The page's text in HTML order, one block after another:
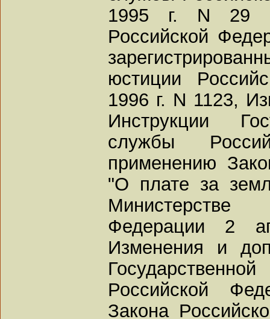
1995 г. N 29
Российской
юстиции
1996 г. N 1123,
Инструкции
службы
применению
"О плате за
Федерации 2
Изменения и
Российской
Закона